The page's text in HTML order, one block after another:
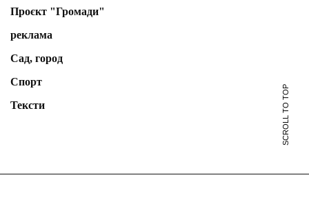
Проєкт "Громади"
реклама
Сад, город
Спорт
Тексти
SCROLL TO TOP